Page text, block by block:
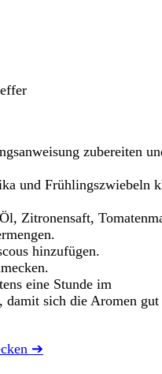
zubereiten
und Frühlingszwiebeln
Zitronensaft,
hinzufügen.
eine Stunde im
damit sich die Aromen gut
➔